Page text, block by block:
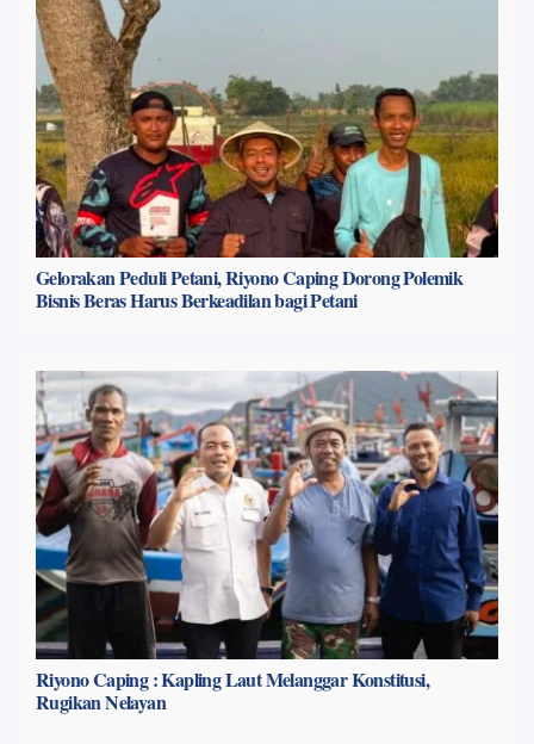
Gelorakan Peduli Petani, Riyono Caping Dorong Polemik
Bisnis Beras Harus Berkeadilan bagi Petani
Riyono Caping : Kapling Laut Melanggar Konstitusi,
Rugikan Nelayan